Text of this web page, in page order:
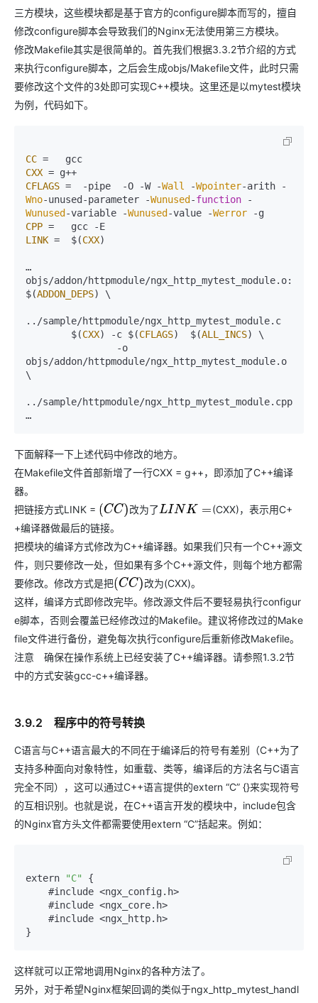
三方模块，这些模块都是基于官方的configure脚本而写的，擅自
修改configure脚本会导致我们的Nginx无法使用第三方模块。
修改Makefile其实是很简单的。首先我们根据3.3.2节介绍的方式
来执行configure脚本，之后会生成objs/Makefile文件，此时只需
要修改这个文件的3处即可实现C++模块。这里还是以mytest模块
为例，代码如下。
CC
CXX
CFLAGS =  -pipe  -O -W -Wall -Wpointer-arith -
Wno-unused-parameter -Wunused -function -
Wunused -variable -Wunused -value -Werror
CPP
LINK =  $(CXX)
…
objs/addon/httpmodule/ngx_http_mytest_module. o:
$(ADDON_DEPS) \
../sample/httpmodule/ngx_http_mytest_module. c
        $(
CXX) -c $(CFLAGS)  $(ALL_INCS) \
objs/addon/httpmodule/ngx_http_mytest_module. o
\
../sample/httpmodule/ngx_http_mytest_module. cpp
下面解释一下上述代码中修改的地方。
在Makefile文件首部新增了一行CXX = g++，即添加了C++编译
器。
把链接方式LINK =
改为 了
(CC)改为了 LINK=
(CXX)，表示用C+
+编译器做最后的链接。
把模块的编译方式修改为C++编译器。如果我们只有一个C++源文
件，则只要修改一处，但如果有多个C++源文件，则每个地方都需
要修改。修改方式是把
改为
(CC)改为
(CXX)。
这样，编译方式即修改完毕。修改源文件后不要轻易执行configur
e脚本，否则会覆盖已经修改过的Makefile。建议将修改过的Make
file文件进行备份，避免每次执行configure后重新修改Makefile。
注意 确保在操作系统上已经安装了C++编译器。请参照1.3.2节
中的方式安装gcc-c++编译器。
3.9.2 程序中的符号转换
C语言与C++语言最大的不同在于编译后的符号有差别（C++为了
支持多种面向对象特性，如重载、类等，编译后的方法名与C语言
完全不同），这可以通过C++语言提供的extern “C” {}来实现符号
的互相识别。也就是说，在C++语言开发的模块中，include包含
的Nginx官方头文件都需要使用extern “C”括起来。例如：
extern "C"
{
    #include <ngx_config.
h>
    #include <ngx_core.
h>
    #include <ngx_http.
h>
这样就可以正常地调用Nginx的各种方法了。
另外，对于希望Nginx框架回调的类似于ngx_http_mytest_handl